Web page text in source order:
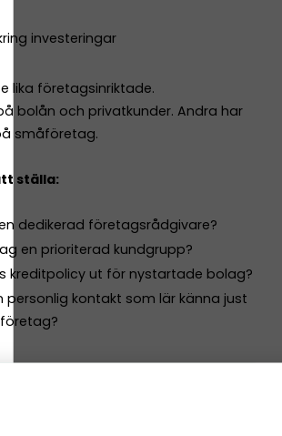
investeringar
lika företagsinriktade.
bolån och privatkunder. Andra har
småföretag.
ställa:
dedikerad företagsrådgivare?
en prioriterad kundgrupp?
kreditpolicy ut för nystartade bolag?
personlig kontakt som lär känna just